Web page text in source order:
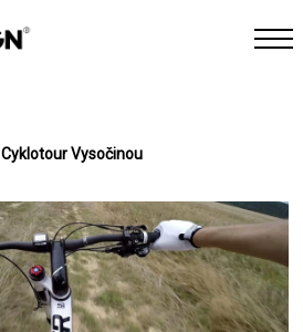
Cyklotour Vysočinou